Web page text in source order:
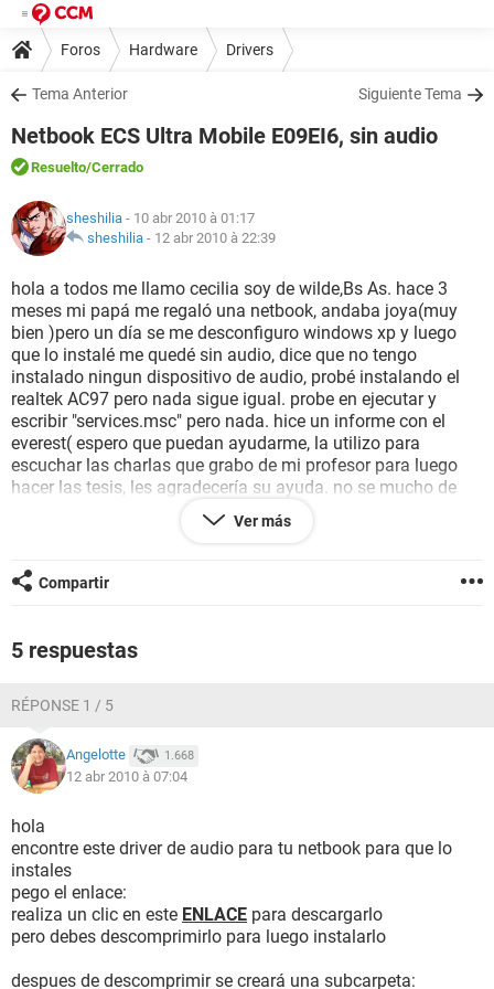
Foros Hardware Drivers
Tema Anterior Siguiente Tema
Netbook ECS Ultra Mobile E09EI6, sin audio
Resuelto/Cerrado
sheshilia - 10 abr 2010 à 01:17
sheshilia - 12 abr 2010 à 22:39
hola a todos me llamo cecilia soy de wilde,Bs As. hace 3
meses mi papá me regaló una netbook, andaba joya(muy
bien )pero un día se me desconfiguro windows xp y luego
que lo instalé me quedé sin audio, dice que no tengo
instalado ningun dispositivo de audio, probé instalando el
realtek AC97 pero nada sigue igual. probe en ejecutar y
escribir "services.msc" pero nada. hice un informe con el
everest( espero que puedan ayudarme, la utilizo para
escuchar las charlas que grabo de mi profesor para luego
hacer las tesis, les agradecería su ayuda. no se mucho de
informática y tecnología).
<ital>--------[ EVEREST Home Edition (c) 2003-2005 Lavalys,
Inc. ]------------------------------------------------------------
Versión EVEREST v2.20.405/es
Sitio Webhttp://www.lavalys.com/
Ordenador CASA
Sistema operativo Microsoft Windows XP Professional
5.1.2600 (WinXP Retail)
Fecha 2010-04-09
Hora 19:51
--------[ Resumen ]------------------------------------------------------------------------------
-----------------------
Ordenador:
Sistema operativo Microsoft Windows XP Professional
Ver más
Compartir
5 respuestas
RÉPONSE 1 / 5
Angelotte 1.668
12 abr 2010 à 07:04
hola
encontre este driver de audio para tu netbook para que lo
instales
pego el enlace:
realiza un clic en este ENLACE para descargarlo
pero debes descomprimirlo para luego instalarlo
despues de descomprimir se creará una subcarpeta: